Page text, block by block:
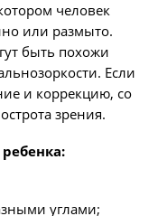
человек
или размыто.
быть похожи
Если
и коррекцию, со
зрения.
углами;